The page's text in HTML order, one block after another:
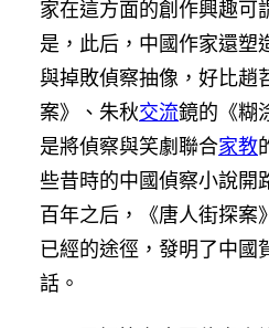
家在這方面的創作興趣可
是，此后，中國作家還塑
與掉敗偵察抽像，好比趙
案》、朱秋交流鏡的《糊
是將偵察與笑劇聯合家教
些昔時的中國偵察小說開
百年之后，《唐人街探案
已經的途徑，發明了中國
話。